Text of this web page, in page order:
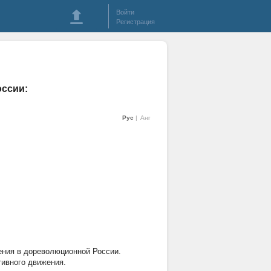
Войти
Регистрация
Рус Анг
в дореволюционной России.
движения.